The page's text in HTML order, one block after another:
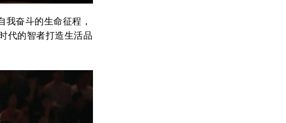
我奋斗的生命征程，
代的智者打造生活品